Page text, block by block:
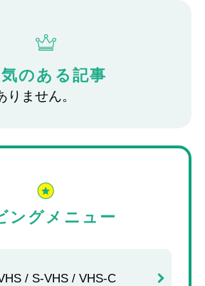
気のある記事
りません。
ングメニュー
/ S-VHS / VHS-C